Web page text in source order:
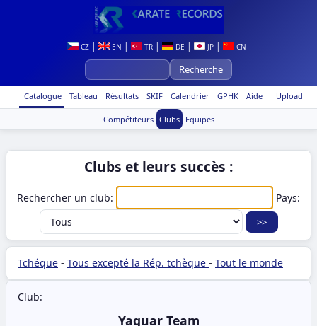
CZ| EN | TR| DE | JP| CN
Upload
Catalogue Tableau Résultats SKIF Calendrier GPHK Aide
Compétiteurs Clubs Equipes
Clubs et leurs succès :
Rechercher un club: Pays:
Tchéque - Tous excepté la Rép. tchèque - Tout le monde
Club:
Yaguar Team